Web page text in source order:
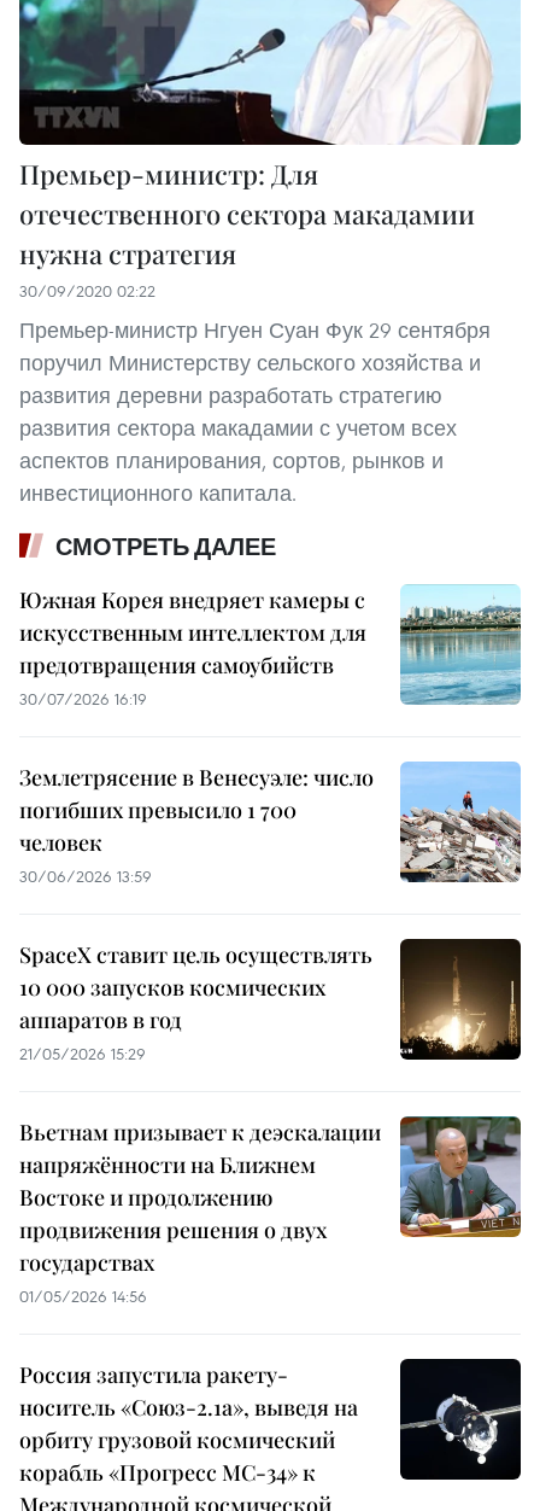
Премьер-министр: Для
отечественного сектора макадамии
нужна стратегия
30/09/2020 02:22
Премьер-министр Нгуен Суан Фук 29 сентября
поручил Министерству сельского хозяйства и
развития деревни разработать стратегию
развития сектора макадамии с учетом всех
аспектов планирования, сортов, рынков и
инвестиционного капитала.
СМОТРЕТЬ ДАЛЕЕ
Южная Корея внедряет камеры с
искусственным интеллектом для
предотвращения самоубийств
30/07/2026 16:19
Землетрясение в Венесуэле: число
погибших превысило 1 700
человек
30/06/2026 13:59
SpaceX ставит цель осуществлять
10 000 запусков космических
аппаратов в год
21/05/2026 15:29
Вьетнам призывает к деэскалации
напряжённости на Ближнем
Востоке и продолжению
продвижения решения о двух
государствах
01/05/2026 14:56
Россия запустила ракету-
носитель «Союз-2.1а», выведя на
орбиту грузовой космический
корабль «Прогресс МС-34» к